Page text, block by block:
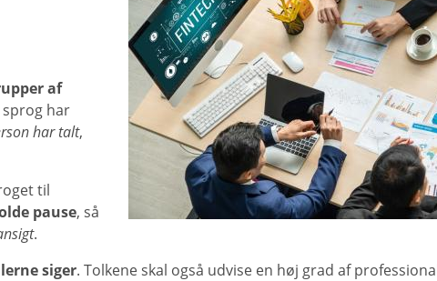
af
har
har talt,
til
pause, så
.
siger. Tolkene skal også udvise en høj grad af